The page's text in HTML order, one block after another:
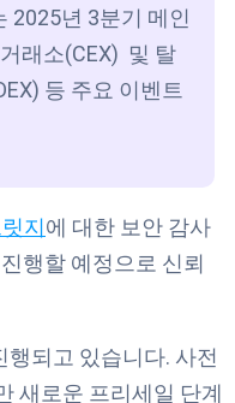
2025년 3분기 메인
래소(CEX) 및 탈
등 주요 이벤트
지에 대한 보안 감사
행할 예정으로 신뢰
행되고 있습니다. 사전
새로운 프리세일 단계